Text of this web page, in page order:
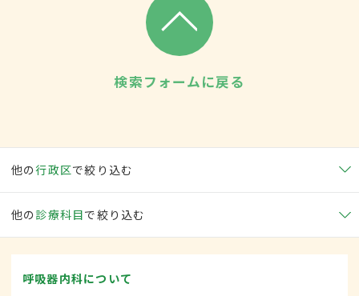
検索フォームに戻る
他の行政区で絞り込む
他の 診療科目で絞り込む
呼吸器内科について